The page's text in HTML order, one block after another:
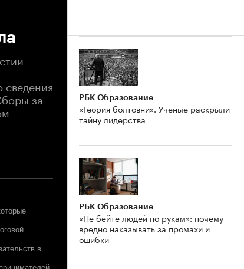
за
в
РБК Образование
«Теория болтовни». Ученые раскрыли
тайну лидерства
РБК Образование
«Не бейте людей по рукам»: почему
вредно наказывать за промахи и
ошибки